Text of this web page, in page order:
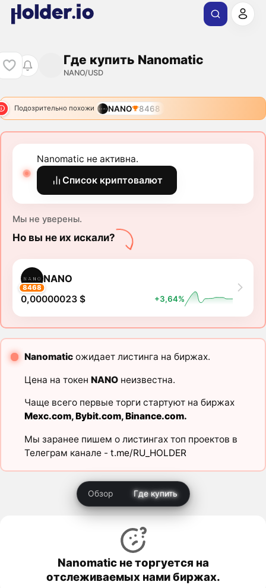
Где купить Nanomatic
NANO/USD
Подозрительно похожи NANO 8468
Nanomatic не активна.
Список криптовалют
Мы не уверены.
Но вы не их искали?
8468
NANO
0,00000023 $ +3,64%
Nanomaticожидает листинга на биржах.
Цена на токен NANOнеизвестна.
Чаще всего первые торги стартуют на биржах
Mexc.com,Bybit.com,Binance.com.
Мы заранее пишем о листингах топ проектов в
Телеграм канале - t.me/RU_HOLDER
Обзор Где купить
Nanomatic не торгуется на
отслеживаемых нами биржах.